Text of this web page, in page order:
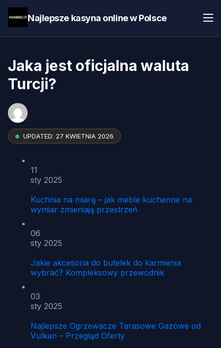
Najlepsze kasyna online w Polsce
Jaka jest oficjalna waluta
Turcji?
UPDATED: 27 KWIETNIA 2026
11
sty 2025
Kuchnia na miarę – jak meble kuchenne na
wymiar zmieniają przestrzeń
06
sty 2025
Jakie akcesoria do butelek do karmienia
wybrać? Kompleksowy przewodnik
03
sty 2025
Najlepsze Ogrzewacze Tarasowe Gazowe od
Vulkan – Przegląd Oferty